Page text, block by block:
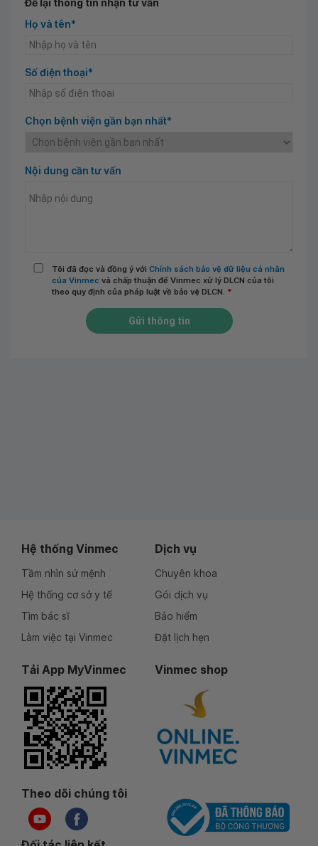
Để lại thông tin nhận tư vấn
Họ và tên*
Số điện thoại*
Chọn bệnh viện gần bạn nhất*
Nội dung cần tư vấn
Tôi đã đọc và đồng ý với Chính sách bảo vệ dữ liệu cá nhân
của Vinmec và chấp thuận để Vinmec xử lý DLCN của tôi
theo quy định của pháp luật về bảo vệ DLCN. *
Gửi thông tin
Hệ thống Vinmec
Tầm nhìn sứ mệnh
Hệ thống cơ sở y tế
Tìm bác sĩ
Làm việc tại Vinmec
Dịch vụ
Chuyên khoa
Gói dịch vụ
Bảo hiểm
Đặt lịch hẹn
Tải App MyVinmec Vinmec shop
Theo dõi chúng tôi